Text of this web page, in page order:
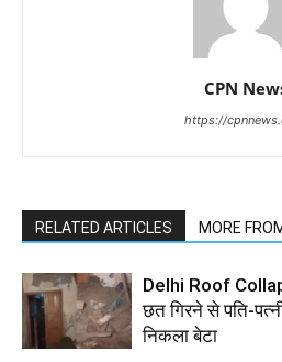
CPN
https://
RELATED ARTICLES MORE
Delhi Roof
छत गिरने से पति-
निकला बेटा